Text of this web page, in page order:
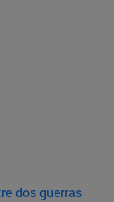
dos guerras